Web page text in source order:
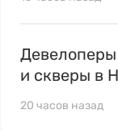
и скверы в
20 часов назад